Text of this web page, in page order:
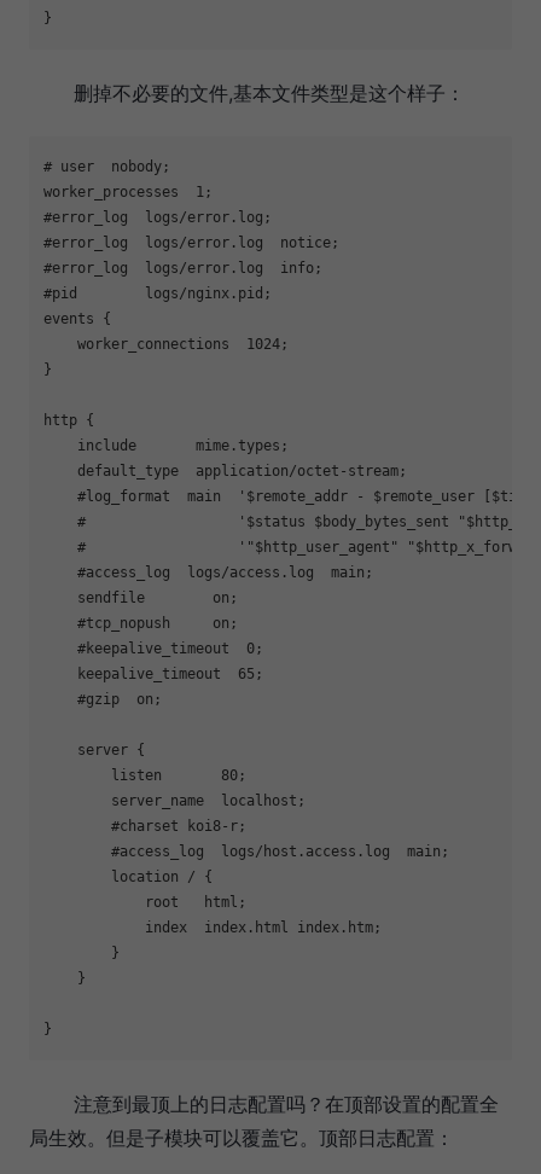
}
删掉不必要的文件,基本文件类型是这个样子：
# user  nobody;
worker_processes  1;
#error_log  logs/error.log;
#error_log  logs/error.log  notice;
#error_log  logs/error.log  info;
#pid        logs/nginx.pid;
events {
    worker_connections  1024;
}
http {
    include       mime.types;
    default_type  application/octet-stream;
#log_format  main  '$remote_addr - $remote_user
#                  '$status $body_bytes_sent
#                  '"$http_user_agent"
    #access_log  logs/access.log  main;
    sendfile        on;
    #tcp_nopush     on;
    #keepalive_timeout  0;
    keepalive_timeout  65;
    #gzip  on;
    server {
        listen       80;
        server_name  localhost;
        #charset koi8-r;
        #access_log  logs/host.access.log  main;
        location / {
            root   html;
            index  index.html index.htm;
        }
    }
}
注意到最顶上的日志配置吗？在顶部设置的配置全
局生效。但是子模块可以覆盖它。顶部日志配置：